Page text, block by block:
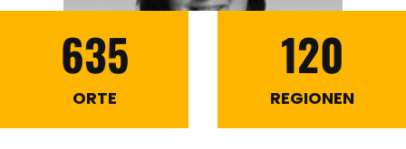
635
ORTE
120
REGIONEN